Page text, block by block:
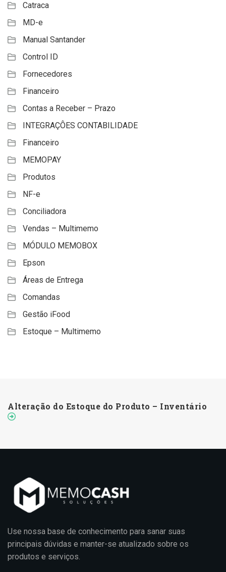
Catraca
MD-e
Manual Santander
Control ID
Fornecedores
Financeiro
Contas a Receber – Prazo
INTEGRAÇÔES CONTABILIDADE
Financeiro
MEMOPAY
Produtos
NF-e
Conciliadora
Vendas – Multimemo
MÓDULO MEMOBOX
Epson
Áreas de Entrega
Comandas
Gestão iFood
Estoque – Multimemo
Alteração do Estoque do Produto – Inventário
Use nossa base de conhecimento para sanar suas
principais dúvidas e manter-se atualizado sobre os
produtos e serviços.